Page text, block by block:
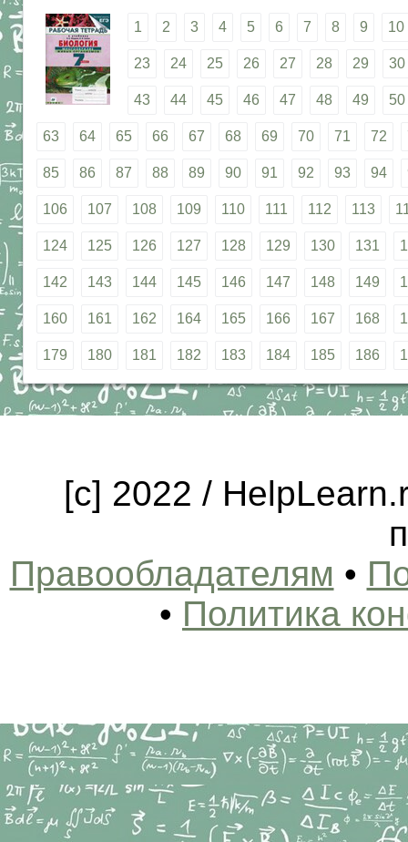
1 2 3 4 5 6 7 8 9 10
23 24 25 26 27 28 29 30
43 44 45 46 47 48 49 50
63 64 65 66 67 68 69 70 71 72
85 86 87 88 89 90 91 92 93 94
106 107 108 109 110 111 112 113
124 125 126 127 128 129 130 131
142 143 144 145 146 147 148 149
160 161 162 164 165 166 167 168
179 180 181 182 183 184 185 186
[c] 2022 /
Правообладателям •
• Политика